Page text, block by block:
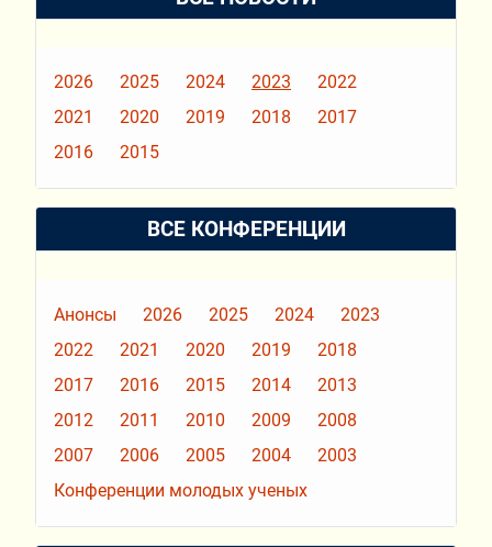
2026 2025 2024 2023
2022
2021
2020 2019 2018
2017
2016
2015
ВСЕ КОНФЕРЕНЦИИ
Анонсы 2026 2025 2024
2023
2022
2021 2020 2019
2018
2017
2016 2015 2014
2013
2012
2011 2010 2009
2008
2007
2006 2005 2004
2003
Конференции молодых ученых